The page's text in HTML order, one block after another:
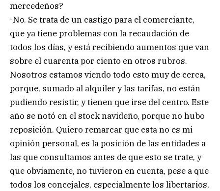
mercedeños?
-No. Se trata de un castigo para el comerciante,
que ya tiene problemas con la recaudación de
todos los días, y está recibiendo aumentos que van
sobre el cuarenta por ciento en otros rubros.
Nosotros estamos viendo todo esto muy de cerca,
porque, sumado al alquiler y las tarifas, no están
pudiendo resistir, y tienen que irse del centro. Este
año se notó en el stock navideño, porque no hubo
reposición. Quiero remarcar que esta no es mi
opinión personal, es la posición de las entidades a
las que consultamos antes de que esto se trate, y
que obviamente, no tuvieron en cuenta, pese a que
todos los concejales, especialmente los libertarios,